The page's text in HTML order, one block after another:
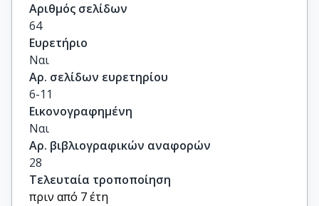
Αριθμός σελίδων
64
Ευρετήριο
Ναι
Αρ. σελίδων ευρετηρίου
6-11
Εικονογραφημένη
Ναι
Αρ. βιβλιογραφικών αναφορών
28
Τελευταία τροποποίηση
πριν από 7 έτη